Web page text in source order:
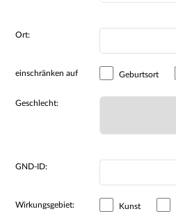
Ort:
einschränken auf Geburtsort
Geschlecht:
GND-ID:
Wirkungsgebiet: Kunst